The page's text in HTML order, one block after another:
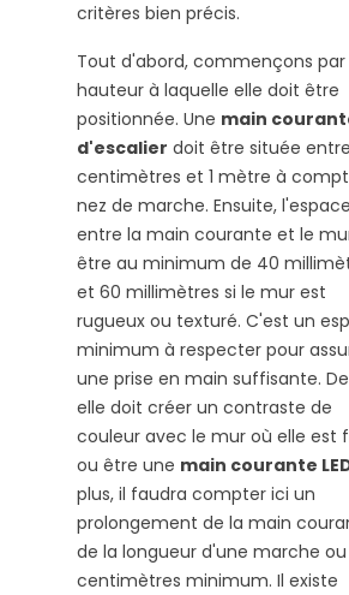
critères bien précis.
Tout d'abord, commençons par
hauteur à laquelle elle doit être
positionnée. Une main
d'escalier doit être située
centimètres et 1 mètre à
nez de marche. Ensuite, l'espace
entre la main courante et le
être au minimum de 40
et 60 millimètres si le mur est
rugueux ou texturé. C'est un
minimum à respecter pour
une prise en main suffisante.
elle doit créer un contraste de
couleur avec le mur où elle est
ou être une main courante
plus, il faudra compter ici un
prolongement de la main
de la longueur d'une marche ou
centimètres minimum. Il existe